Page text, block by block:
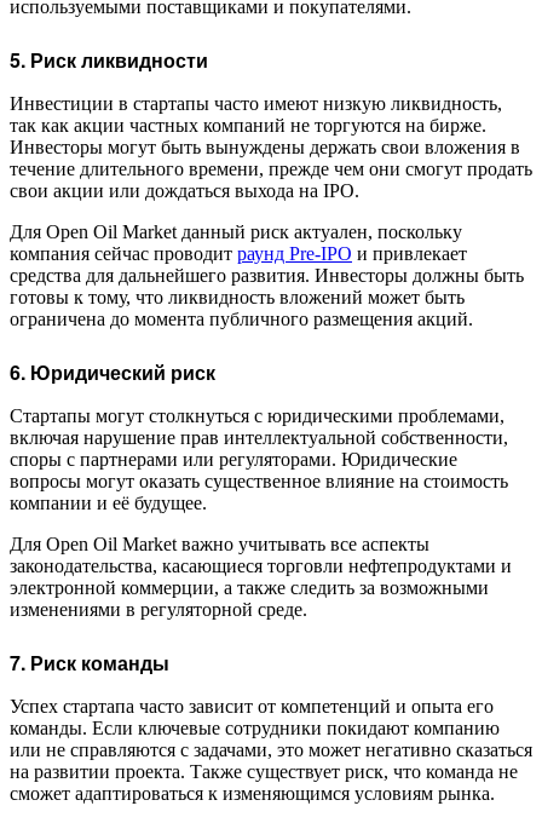
используемыми поставщиками и покупателями.
5. Риск ликвидности
Инвестиции в стартапы часто имеют низкую ликвидность,
так как акции частных компаний не торгуются на бирже.
Инвесторы могут быть вынуждены держать свои вложения в
течение длительного времени, прежде чем они смогут продать
свои акции или дождаться выхода на IPO.
Для Open Oil Market данный риск актуален, поскольку
компания сейчас проводит раунд Pre-IPO и привлекает
средства для дальнейшего развития. Инвесторы должны быть
готовы к тому, что ликвидность вложений может быть
ограничена до момента публичного размещения акций.
6. Юридический риск
Стартапы могут столкнуться с юридическими проблемами,
включая нарушение прав интеллектуальной собственности,
споры с партнерами или регуляторами. Юридические
вопросы могут оказать существенное влияние на стоимость
компании и её будущее.
Для Open Oil Market важно учитывать все аспекты
законодательства, касающиеся торговли нефтепродуктами и
электронной коммерции, а также следить за возможными
изменениями в регуляторной среде.
7. Риск команды
Успех стартапа часто зависит от компетенций и опыта его
команды. Если ключевые сотрудники покидают компанию
или не справляются с задачами, это может негативно сказаться
на развитии проекта. Также существует риск, что команда не
сможет адаптироваться к изменяющимся условиям рынка.